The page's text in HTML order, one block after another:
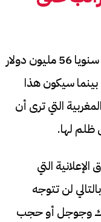
من شأن هذه الخطوة أن توفر للمغرب سنويا 56 مليون دولار
بينما سيكون هذا
التي ترى أن
ظلم لها.
التي
لن تتوجه
وجوجل أو حجب